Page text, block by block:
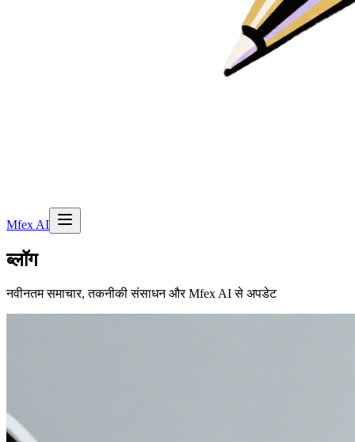
Mfex AI
ब्लॉग
नवीनतम समाचार, तकनीकी संसाधन और Mfex AI से अपडेट